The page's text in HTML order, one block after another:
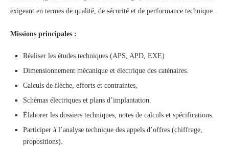
exigeant en termes de qualité, de sécurité et de performance technique.
Missions principales :
Réaliser les études techniques (APS, APD, EXE)
Dimensionnement mécanique et électrique des caténaires.
Calculs de flèche, efforts et contraintes,
Schémas électriques et plans d’implantation.
Élaborer les dossiers techniques, notes de calculs et spécifications.
Participer à l’analyse technique des appels d’offres (chiffrage,
propositions).